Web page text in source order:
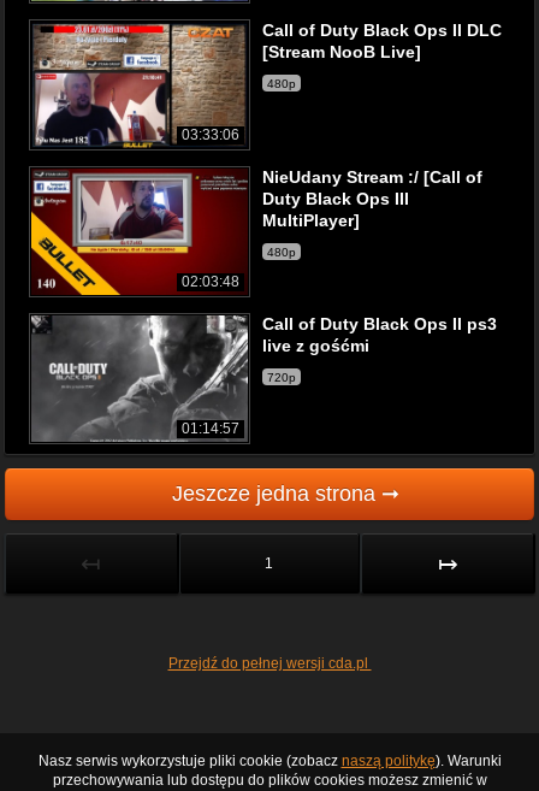
03:33:06
Call of Duty Black Ops II DLC
[Stream NooB Live]
480p
02:03:48
NieUdany Stream :/ [Call of
Duty Black Ops III
MultiPlayer]
480p
01:14:57
Call of Duty Black Ops II ps3
live z gośćmi
720p
Jeszcze jedna strona ➞
↤ 1 ↦
Przejdź do pełnej wersji cda.pl
Nasz serwis wykorzystuje pliki cookie (zobacz naszą politykę). Warunki
przechowywania lub dostępu do plików cookies możesz zmienić w